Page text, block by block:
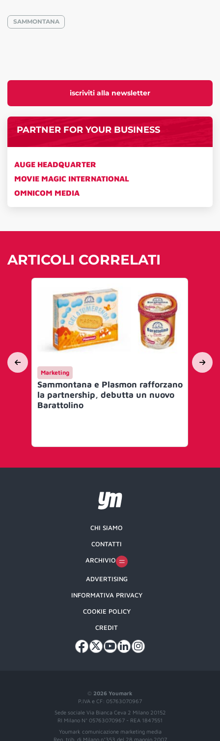
iscriviti alla newsletter
PARTNER FOR YOUR BUSINESS
AUGE HEADQUARTER
MOVIE MAGIC INTERNATIONAL
OMNICOM MEDIA
SAMMONTANA
ARTICOLI CORRELATI
Marketing
Sammontana e Plasmon rafforzano
la partnership, debutta un nuovo
Barattolino
© 2026 Youmark
P.IVA e CF: 05763070967
Sede sociale Via Bianca Ceva 2 Milano 20152
RI Milano N° 05763070967 - REA 1847551
Youmark comunicazione marketing media
Reg. trib. di Milano n°353 del 28 maggio 2007
CHI SIAMO
CONTATTI
ARCHIVIO
ADVERTISING
INFORMATIVA PRIVACY
COOKIE POLICY
CREDIT